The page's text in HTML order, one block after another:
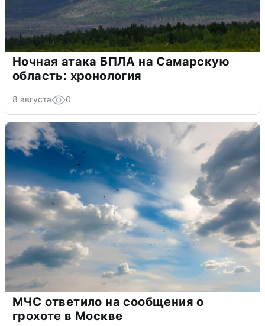
Ночная атака БПЛА на Самарскую
область: хронология
8 августа 0
МЧС ответило на сообщения о
грохоте в Москве